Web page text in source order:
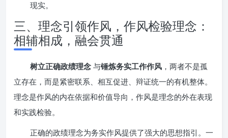
现实。
三、理念引领作风，作风检验理念：
相辅相成，融会贯通
树立正确政绩理念 与锤炼务实工作作风 ，两者不是孤
立存在，而是紧密联系、相互促进、辩证统一的有机整体。
理念是作风的内在依据和价值导向，作风是理念的外在表现
和实践检验。
正确的政绩理念为务实作风提供了强大的思想指引。一